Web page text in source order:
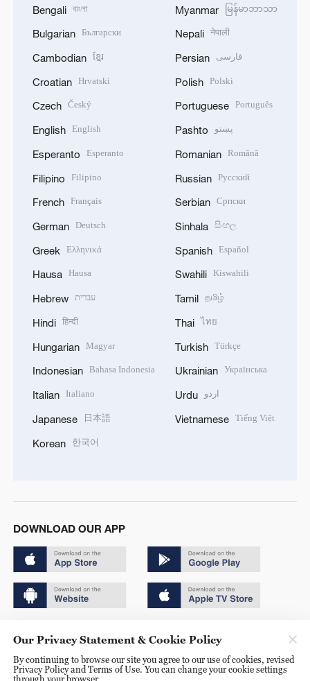
Bengali বাংলা
Bulgarian Български
Cambodian ខ្មែរ
Croatian Hrvatski
Czech Český
English English
Esperanto Esperanto
Filipino Filipino
French Français
German Deutsch
Greek Ελληνικά
Hausa Hausa
Hebrew עברית
Hindi हिन्दी
Hungarian Magyar
Indonesian Bahasa Indonesia
Italian Italiano
Japanese 日本語
Korean 한국어
Myanmar မြန်မာဘာသာ
Nepali नेपाली
Persian فارسی
Polish Polski
Portuguese Português
Pashto پښتو
Romanian Română
Russian Русский
Serbian Српски
Sinhala සිංහල
Spanish Español
Swahili Kiswahili
Tamil தமிழ்
Thai ไทย
Turkish Türkçe
Ukrainian Українська
Urdu اردو
Vietnamese Tiếng Việt
DOWNLOAD OUR APP
京ICP备20000184号
京公网安备 11010502050052号
Our Privacy Statement & Cookie Policy
By continuing to browse our site you agree to our use of cookies, revised
Privacy Policy and Terms of Use. You can change your cookie settings
through your browser.